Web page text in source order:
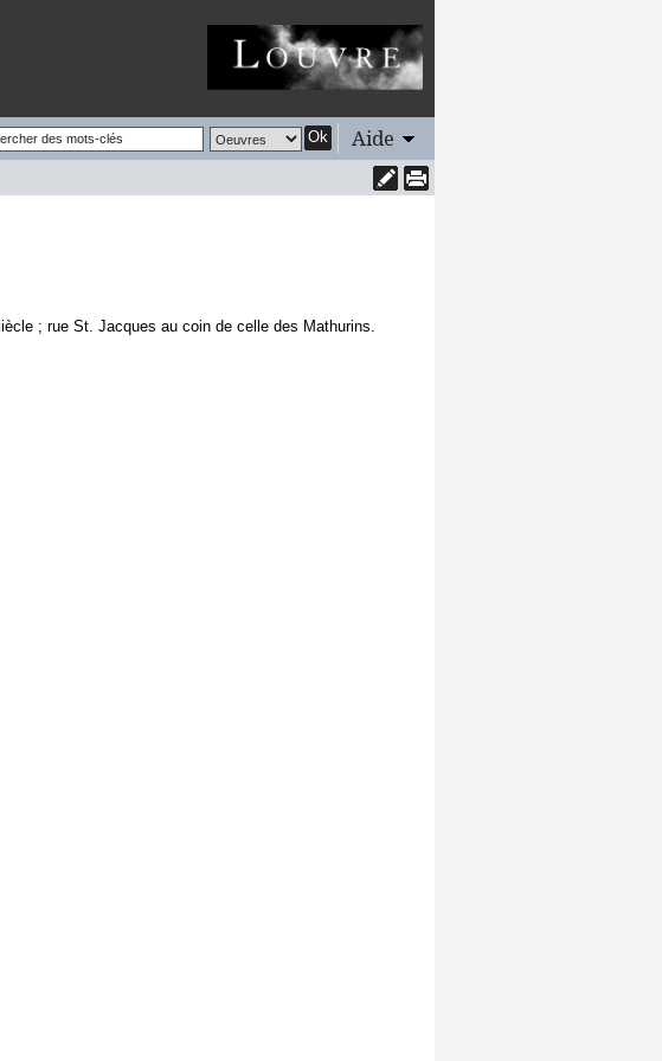
Ok Aide
; rue St. Jacques au coin de celle des Mathurins.